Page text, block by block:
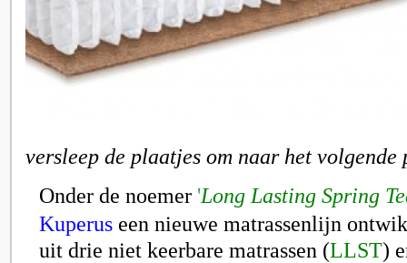
versleep de plaatjes om naar het
Onder de noemer 'Long Lasting Spring
Kuperus een nieuwe matrassenlijn
uit drie niet keerbare matrassen (LLST)